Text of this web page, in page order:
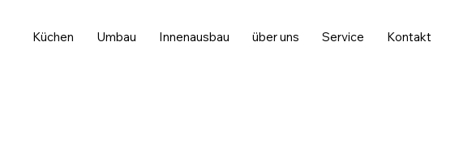
Küchen Umbau Innenausbau über uns Service Kontakt